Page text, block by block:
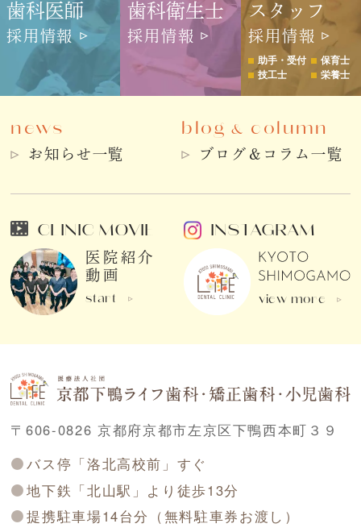
歯科医師
採用情報
歯科衛生士
採用情報
スタッフ
採用情報
助手・受付
保育士
技工士
栄養士
news
お知らせ一覧
blog& column
ブログ＆コラム一覧
CLINIC MOVIE
医院紹介
動画
start
INSTAGRAM
view more
〒606-0826 京都府京都市左京区下鴨西本町３９
バス停「洛北高校前」すぐ
地下鉄「北山駅」より徒歩13分
提携駐車場14台分（無料駐車券お渡し）